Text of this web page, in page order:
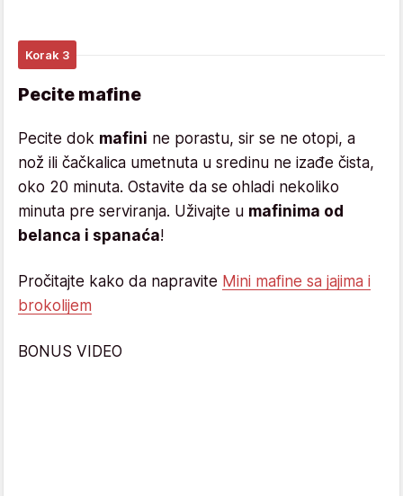
Korak 3
Pecite mafine
Pecite dok mafini ne porastu, sir se ne otopi, a
nož ili čačkalica umetnuta u sredinu ne izađe čista,
oko 20 minuta. Ostavite da se ohladi nekoliko
minuta pre serviranja. Uživajte u mafinima od
belanca i spanaća!
Pročitajte kako da napravite Mini mafine sa jajima i
brokolijem
BONUS VIDEO